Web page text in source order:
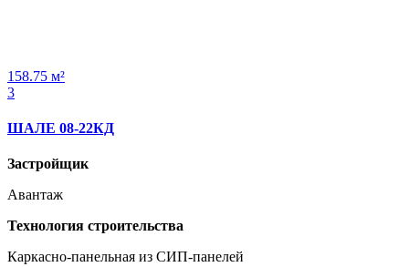
158.75 м²
3
ШАЛЕ 08-22КД
Застройщик
Авантаж
Технология строительства
Каркасно-панельная из СИП-панелей